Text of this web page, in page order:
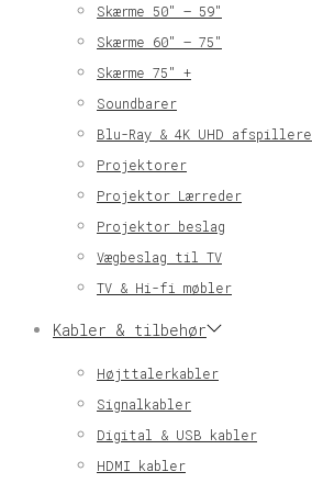
Skærme 50″ – 59″
Skærme 60″ – 75″
Skærme 75″ +
Soundbarer
Blu-Ray & 4K UHD afspillere
Projektorer
Projektor Lærreder
Projektor beslag
Vægbeslag til TV
TV & Hi-fi møbler
Kabler & tilbehør
Højttalerkabler
Signalkabler
Digital & USB kabler
HDMI kabler